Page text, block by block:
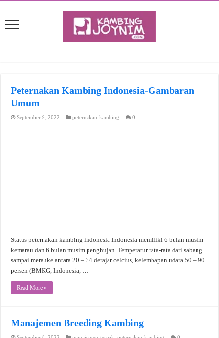
Peternakan Kambing Indonesia-Gambaran
Umum
September 9, 2022 peternakan-kambing 0
Status peternakan kambing indonesia Indonesia memiliki 6 bulan musim
kemarau dan 6 bulan musim penghujan. Temperatur rata-rata dari sabang
sampai merauke antara 20 – 34 derajar celcius, kelembapan udara 50 – 90
persen (BMKG, Indonesia, …
Read More »
Manajemen Breeding Kambing
September 8, 2022 manajemen-ternak ,peternakan-kambing 0